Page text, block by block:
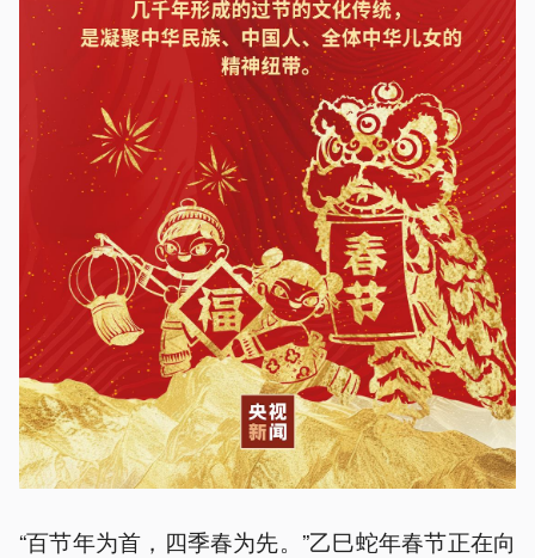
“百节年为首，四季春为先。”乙巳蛇年春节正在向